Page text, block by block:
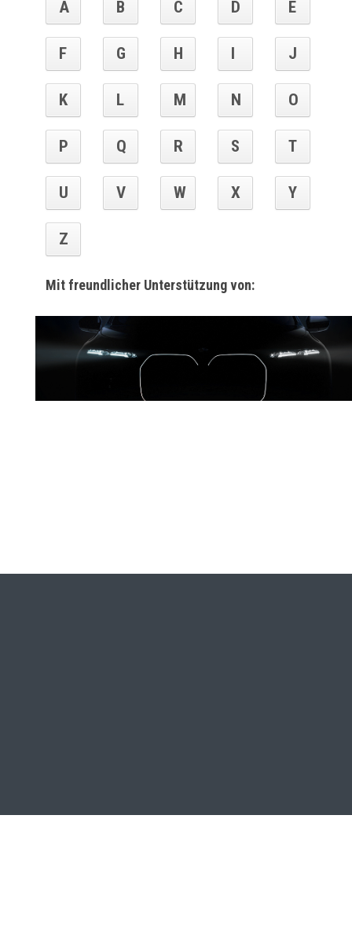
A B C D E
F G H I J
K L M N O
P Q R S T
U V W X Y
Z
Mit freundlicher Unterstützung von: